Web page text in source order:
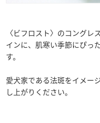
〈ビフロスト〉のコング
インに、肌寒い季節にぴっ
す。
愛犬家である法斑をイメー
し上がりください。